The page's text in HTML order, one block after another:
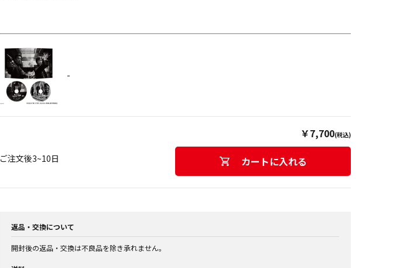
-
￥7,700(税込)
ご注文後3~10日 カートに入れる
返品・交換について
開封後の返品・交換は不良品を除き承れません。